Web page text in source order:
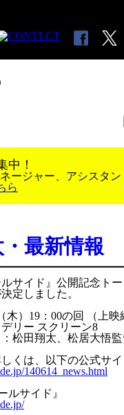
中！
ージャー、アシスタ
ら
最新情報
ルサイド』公開記念ト
定しました。
木）19：00の回 （上映
リー スクリーン8
松田翔太、松居大悟監
くは、以下の公式サイ
140614_news.html
ルサイド』